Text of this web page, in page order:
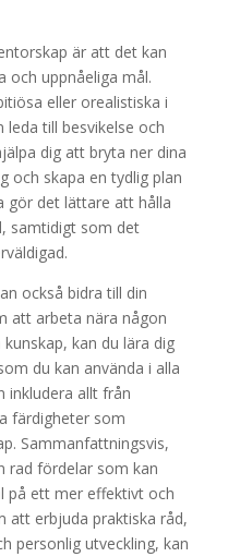
är att det kan
och uppnåeliga mål.
eller orealistiska i
till besvikelse och
dig att bryta ner dina
och skapa en tydlig plan
gör det lättare att hålla
samtidigt som det
också bidra till din
att arbeta nära någon
kan du lära dig
du kan använda i alla
inkludera allt från
färdigheter som
Sammanfattningsvis,
rad fördelar som kan
på ett mer effektivt och
att erbjuda praktiska råd,
personlig utveckling, kan